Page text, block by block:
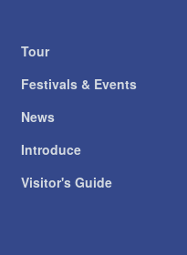
Tour
Festivals & Events
News
Introduce
Visitor's Guide